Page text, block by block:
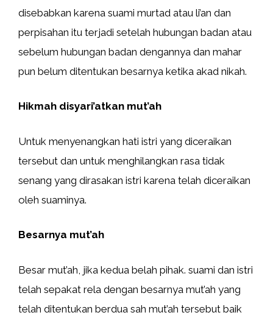
disebabkan karena suami murtad atau li’an dan
perpisahan itu terjadi setelah hubungan badan atau
sebelum hubungan badan dengannya dan mahar
pun belum ditentukan besarnya ketika akad nikah.
Hikmah disyari’atkan mut’ah
Untuk menyenangkan hati istri yang diceraikan
tersebut dan untuk menghilangkan rasa tidak
senang yang dirasakan istri karena telah diceraikan
oleh suaminya.
Besarnya mut’ah
Besar mut’ah, jika kedua belah pihak. suami dan istri
telah sepakat rela dengan besarnya mut’ah yang
telah ditentukan berdua sah mut’ah tersebut baik